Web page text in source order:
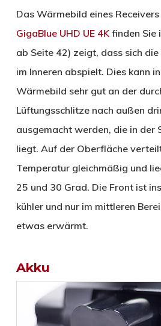
Das Wärmebild eines
GigaBlue UHD UE 4Kfinden Sie
ab Seite 42) zeigt, dass sich
im Inneren abspielt. Dies kann
Wärmebild sehr gut an der
Lüftungsschlitze nach außen
ausgemacht werden, die in der
liegt. Auf der Oberfläche
Temperatur gleichmäßig und
25 und 30 Grad. Die Front ist
kühler und nur im mittleren
etwas erwärmt.
Akku